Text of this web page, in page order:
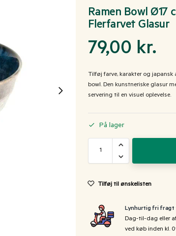
Ramen Bowl Ø17
Flerfarvet Glasur
79,00 kr.
Tilføj farve, karakter og
bowl. Den kunstneriske glasur
servering til en visuel oplevelse.
På lager
Tilføj til ønskelisten
Lynhurtig fri fragt
Dag-til-dag eller
ved køb inden kl.